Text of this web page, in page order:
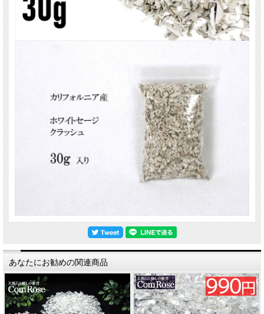
ィース 卸し 卸価格 実店舗 ハンドメイド サイズ直し コムローズ comrose
あなたにお勧めの関連商品